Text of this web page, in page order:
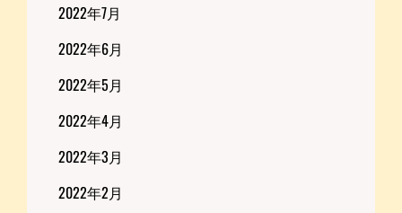
2022年7月
2022年6月
2022年5月
2022年4月
2022年3月
2022年2月